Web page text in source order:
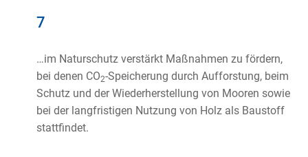
7
…im Naturschutz verstärkt Maßnahmen zu fördern,
bei denen CO2-Speicherung durch Aufforstung, beim
Schutz und der Wiederherstellung von Mooren sowie
bei der langfristigen Nutzung von Holz als Baustoff
stattfindet.